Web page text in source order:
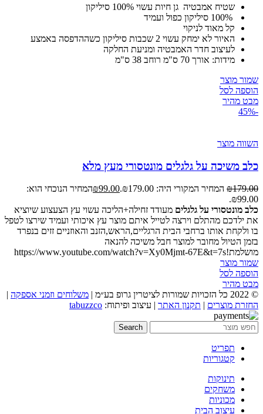
שטיח אמבטיה גן חיות עשוי 100% סיליקון
קל מאוד לניקוי
האיור לא ימחק עשוי 2 שכבות סיליקון כשההדפסה באמצע
לעיצוב חדר האמבטיה ומניעת החלקה
מידות: אורך 70 ס"מ רוחב 38 ס"מ
שמור מוצר
הוספה לסל
מבט מהיר
-45%
השווה מוצר
כלב משיכה על גלגלים מונטסורי מעץ מלא
₪179.00 המחיר המקורי היה: ₪179.00. ₪99.00
המחיר הנוכחי הוא:
₪99.00.
כלב מונטסורי על גלגלים מעודד זחילה+הליכה עשוי עץ הצעצוע שיוציא
את ילדכם מהתלם וירצה לטייל איתם מוצר עץ איכותי ועמיד שירצו לטפל
בו ולקחת אותו ברחבי הבית הרגליים,הראש,הזנב והאוזניים זזים בנפרד
בזמן הטיול מחובר למוצר חבל משיכה להנאה
מושלמת!https://www.youtube.com/watch?v=Xy0Mjmt-67E&t=7s
שמור מוצר
הוספה לסל
מבט מהיר
© 2022 כל הזכויות שמורות לציטרין גרופ בע״מ |
משלוחים וזמני אספקה
החזרת מוצרים
תקנון האתר | עיצוב ופיתוח: tabuzzco
Search
תפריט
קטגוריות
תינוקות
משחקים
מכוניות
עיצוב הבית